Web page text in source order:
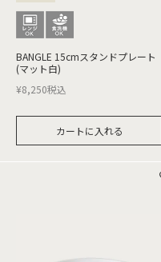
BANGLE 15cmスタンドプレート
(マット白)
¥8,250税込
カートに入れる